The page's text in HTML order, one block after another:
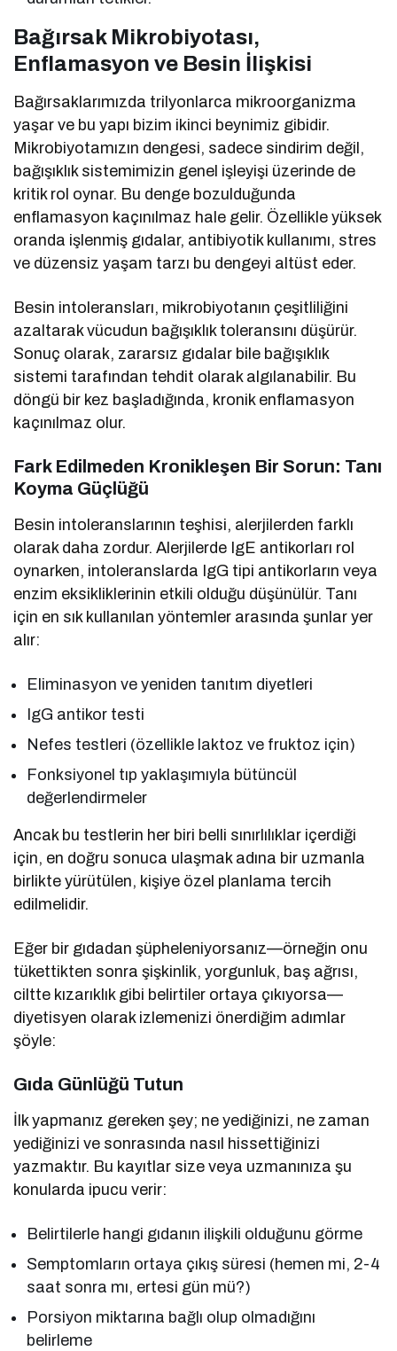
Bağırsak Mikrobiyotası,
Enflamasyon ve Besin İlişkisi
Bağırsaklarımızda trilyonlarca mikroorganizma
yaşar ve bu yapı bizim ikinci beynimiz gibidir.
Mikrobiyotamızın dengesi, sadece sindirim değil,
bağışıklık sistemimizin genel işleyişi üzerinde de
kritik rol oynar. Bu denge bozulduğunda
enflamasyon kaçınılmaz hale gelir. Özellikle yüksek
oranda işlenmiş gıdalar, antibiyotik kullanımı, stres
ve düzensiz yaşam tarzı bu dengeyi altüst eder.
Besin intoleransları, mikrobiyotanın çeşitliliğini
azaltarak vücudun bağışıklık toleransını düşürür.
Sonuç olarak, zararsız gıdalar bile bağışıklık
sistemi tarafından tehdit olarak algılanabilir. Bu
döngü bir kez başladığında, kronik enflamasyon
kaçınılmaz olur.
Fark Edilmeden Kronikleşen Bir Sorun: Tanı
Koyma Güçlüğü
Besin intoleranslarının teşhisi, alerjilerden farklı
olarak daha zordur. Alerjilerde IgE antikorları rol
oynarken, intoleranslarda IgG tipi antikorların veya
enzim eksikliklerinin etkili olduğu düşünülür. Tanı
için en sık kullanılan yöntemler arasında şunlar yer
alır:
Eliminasyon ve yeniden tanıtım diyetleri
IgG antikor testi
Nefes testleri (özellikle laktoz ve fruktoz için)
Fonksiyonel tıp yaklaşımıyla bütüncül
değerlendirmeler
Ancak bu testlerin her biri belli sınırlılıklar içerdiği
için, en doğru sonuca ulaşmak adına bir uzmanla
birlikte yürütülen, kişiye özel planlama tercih
edilmelidir.
Eğer bir gıdadan şüpheleniyorsanız—örneğin onu
tükettikten sonra şişkinlik, yorgunluk, baş ağrısı,
ciltte kızarıklık gibi belirtiler ortaya çıkıyorsa—
diyetisyen olarak izlemenizi önerdiğim adımlar
şöyle:
Gıda Günlüğü Tutun
İlk yapmanız gereken şey; ne yediğinizi, ne zaman
yediğinizi ve sonrasında nasıl hissettiğinizi
yazmaktır. Bu kayıtlar size veya uzmanınıza şu
konularda ipucu verir:
Belirtilerle hangi gıdanın ilişkili olduğunu görme
Semptomların ortaya çıkış süresi (hemen mi, 2-4
saat sonra mı, ertesi gün mü?)
Porsiyon miktarına bağlı olup olmadığını
belirleme